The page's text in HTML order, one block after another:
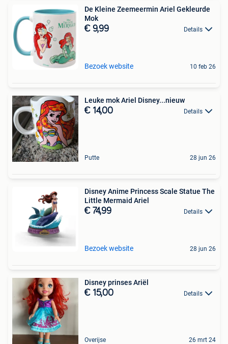
De Kleine Zeemeermin Ariel Gekleurde
Mok
€ 9,99 Details
Bezoek website 10 feb 26
Leuke mok Ariel Disney...nieuw
€ 14,00 Details
Putte 28 jun 26
Disney Anime Princess Scale Statue The
Little Mermaid Ariel
€ 74,99 Details
Bezoek website 28 jun 26
Disney prinses Ariël
€ 15,00 Details
Overijse 26 mrt 24